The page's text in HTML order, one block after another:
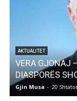
AKTUALITET
VERA GJONAJ
DIASPORËS
Gjin Musa - 20